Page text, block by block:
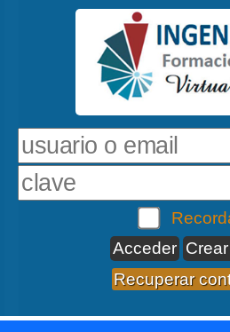
Recuperar